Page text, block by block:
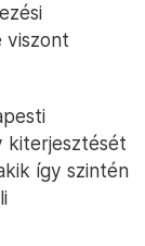
viszont
kiterjesztését
így szintén